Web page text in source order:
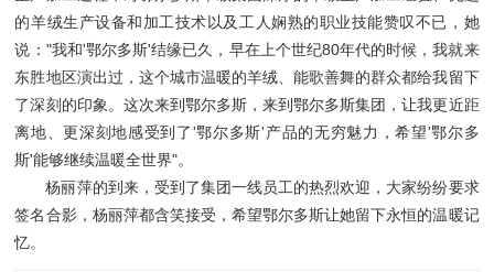
的羊绒生产设备和加工技术以及工人娴熟的职业技能赞叹不已，她
说："我和'鄂尔多斯'结缘已久，早在上个世纪80年代的时候，我就来
东胜地区演出过，这个城市温暖的羊绒、能歌善舞的群众都给我留下
了深刻的印象。这次来到鄂尔多斯，来到鄂尔多斯集团，让我更近距
离地、更深刻地感受到了'鄂尔多斯'产品的无穷魅力，希望'鄂尔多
斯'能够继续温暖全世界"。
杨丽萍的到来，受到了集团一线员工的热烈欢迎，大家纷纷要求
签名合影，杨丽萍都含笑接受，希望鄂尔多斯让她留下永恒的温暖记
忆。